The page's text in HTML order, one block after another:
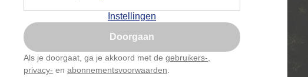
Instellingen
Doorgaan
Als je doorgaat, ga je akkoord met de gebruikers-
privacy- en abonnementsvoorwaarden
Is goed, toon de popup
Nu niet, misschien later
Gebruik je Safari en wil je niet elke dag deze pop-up